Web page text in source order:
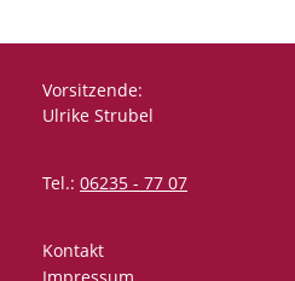
Vorsitzende:
Ulrike Strubel
Tel.: 06235 - 77 07
Kontakt